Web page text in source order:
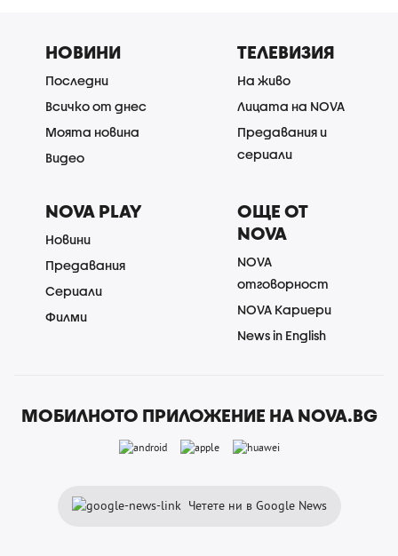
НОВИНИ
Последни
Всичко от днес
Моята новина
Видео
ТЕЛЕВИЗИЯ
На живо
Лицата на NOVA
Предавания и
сериали
NOVA PLAY
Новини
Предавания
Сериали
Филми
ОЩЕ ОТ
NOVA
NOVA
отговорност
NOVA Кариери
News in English
МОБИЛНОТО ПРИЛОЖЕНИЕ НА NOVA.BG
Четете ни в Google News